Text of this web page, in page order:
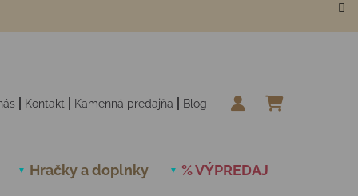
Kontakt Kamenná predajňa Blog
Hračky a doplnky % VÝPREDAJ